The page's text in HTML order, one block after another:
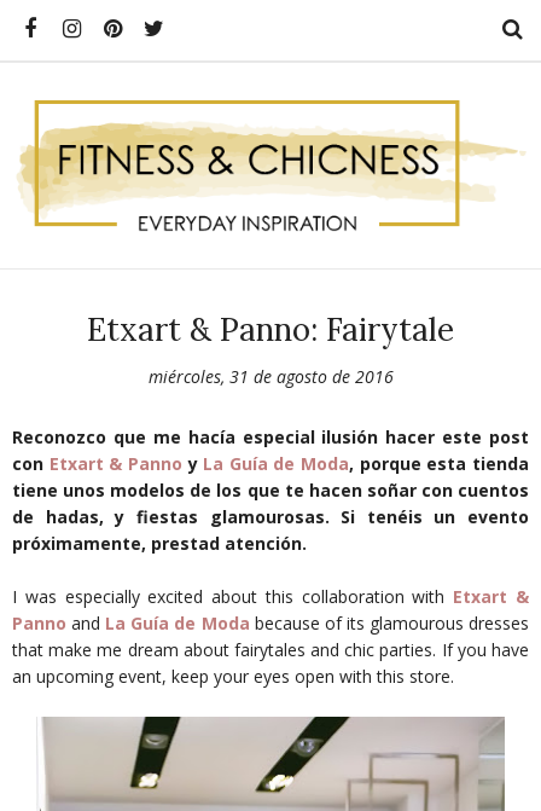
Etxart & Panno: Fairytale
miércoles, 31 de agosto de 2016
Reconozco que me hacía especial ilusión hacer este post
con Etxart & Panno y La Guía de Moda, porque esta tienda
tiene unos modelos de los que te hacen soñar con cuentos
de hadas, y fiestas glamourosas. Si tenéis un evento
próximamente, prestad atención.
I was especially excited about this collaboration with Etxart &
Panno and La Guía de Moda because of its glamourous dresses
that make me dream about fairytales and chic parties. If you have
an upcoming event, keep your eyes open with this store.